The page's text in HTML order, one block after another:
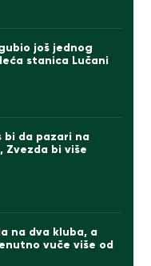
još jednog
stanica Lučani
bi da pazari na
Zvezda bi više
na dva kluba, a
vuče više od